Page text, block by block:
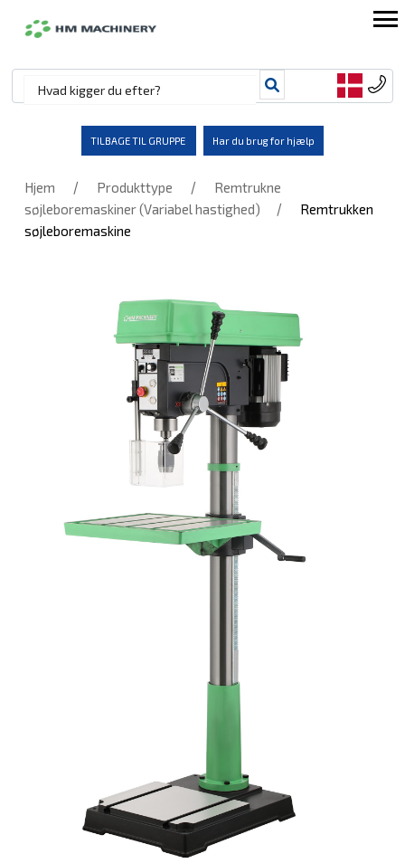
TILBAGE TIL GRUPPE Har du brug for hjælp
Hjem / Produkttype /
Remtrukne
søjleboremaskiner (Variabel hastighed)
/
Remtrukken
søjleboremaskine